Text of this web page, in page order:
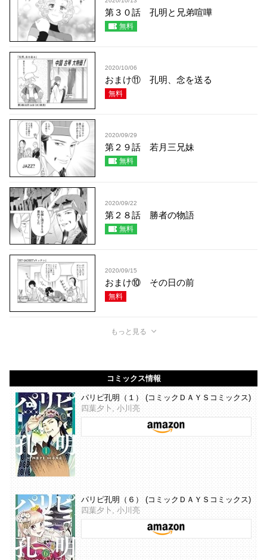
第３０話 孔明と兄弟喧嘩
無料
2020/10/06
おまけ⑪ 孔明、念を送る
無料
2020/09/29
第２９話 若月三兄妹
無料
2020/09/22
第２８話 勝者の物語
無料
2020/09/15
おまけ⑩ その日の前
無料
もっと見る
コミックス情報
パリピ孔明（１） (コミックＤＡＹＳコミックス)
四葉夕卜, 小川亮
パリピ孔明（６） (コミックＤＡＹＳコミックス)
四葉夕卜, 小川亮